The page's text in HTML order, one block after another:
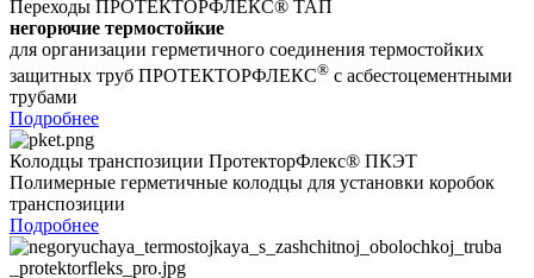
Переходы ПРОТЕКТОРФЛЕКС® ТАП
негорючие термостойкие
для организации герметичного соединения термостойких
защитных труб ПРОТЕКТОРФЛЕКС® с асбестоцементными
трубами
Подробнее
Колодцы транспозиции ПротекторФлекс® ПКЭТ
Полимерные герметичные колодцы для установки коробок
транспозиции
Подробнее